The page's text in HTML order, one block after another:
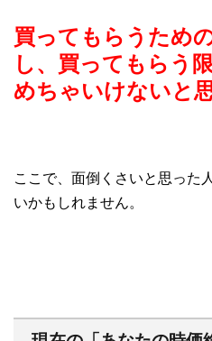
買ってもらうため
し、買ってもらう
めちゃいけないと
ここで、面倒くさいと思った
いかもしれません。